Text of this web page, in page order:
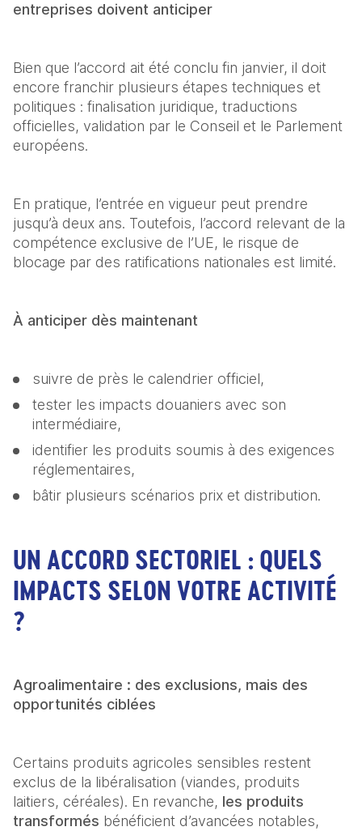
entreprises doivent anticiper
Bien que l’accord ait été conclu fin janvier, il doit
encore franchir plusieurs étapes techniques et
politiques : finalisation juridique, traductions
officielles, validation par le Conseil et le Parlement
européens.
En pratique, l’entrée en vigueur peut prendre
jusqu’à deux ans. Toutefois, l’accord relevant de la
compétence exclusive de l’UE, le risque de
blocage par des ratifications nationales est limité.
À anticiper dès maintenant
suivre de près le calendrier officiel,
tester les impacts douaniers avec son
intermédiaire,
identifier les produits soumis à des exigences
réglementaires,
bâtir plusieurs scénarios prix et distribution.
UN ACCORD SECTORIEL : QUELS
IMPACTS SELON VOTRE ACTIVITÉ
?
Agroalimentaire : des exclusions, mais des
opportunités ciblées
Certains produits agricoles sensibles restent
exclus de la libéralisation (viandes, produits
laitiers, céréales). En revanche, les produits
transformés bénéficient d’avancées notables,